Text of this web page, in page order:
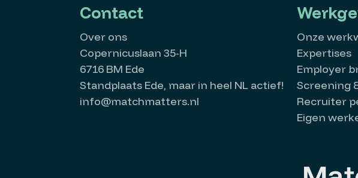
Contact
Over ons
Copernicuslaan 35-H
6716 BM Ede
Standplaats Ede, maar in heel NL actief!
info@matchmatters.nl
Onze
Expertises
Employer
Screening
Recruiter
Eigen